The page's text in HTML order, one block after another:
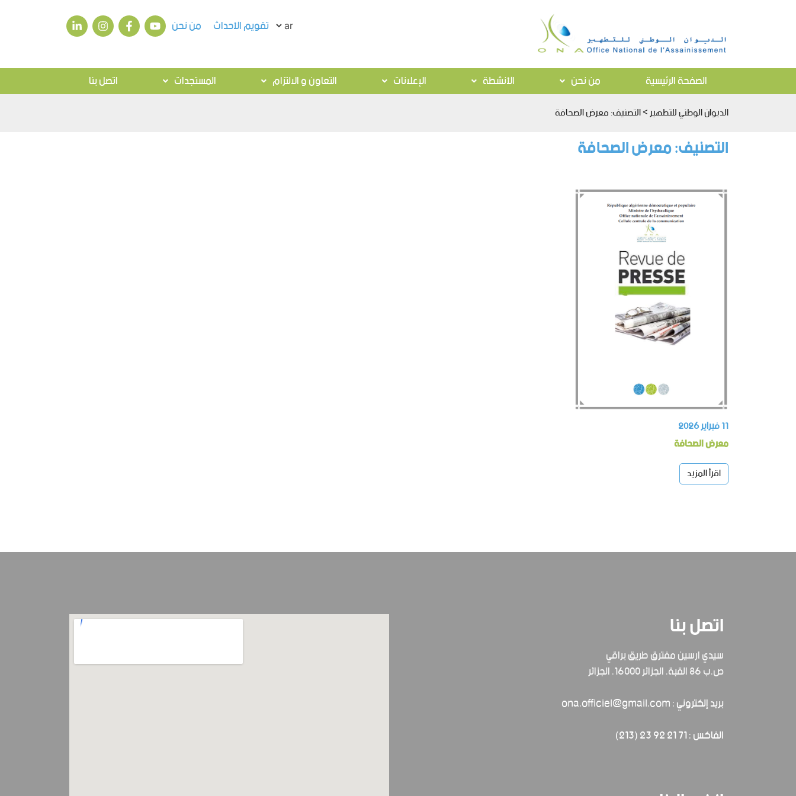
تقويم الأحداث من نحن
الصفحة الرئيسية من نحن الأنشطة الإعلانات التعاون و الالتزام المستجدات اتصل بنا
الديوان الوطني للتطهير>التصنيف:معرض الصحافة
التصنيف:معرض الصحافة
11 فبراير 2026
معرض الصحافة
اقرأ المزيد
اتصل بنا
سيدي ارسين مفترق طريق براقي
ص.ب 86 القبة. الجزائر 16000. الجزائر
بريد إلكتروني : ona.officiel@gmail.com
الفاكس : 71 21 92 23 (213)